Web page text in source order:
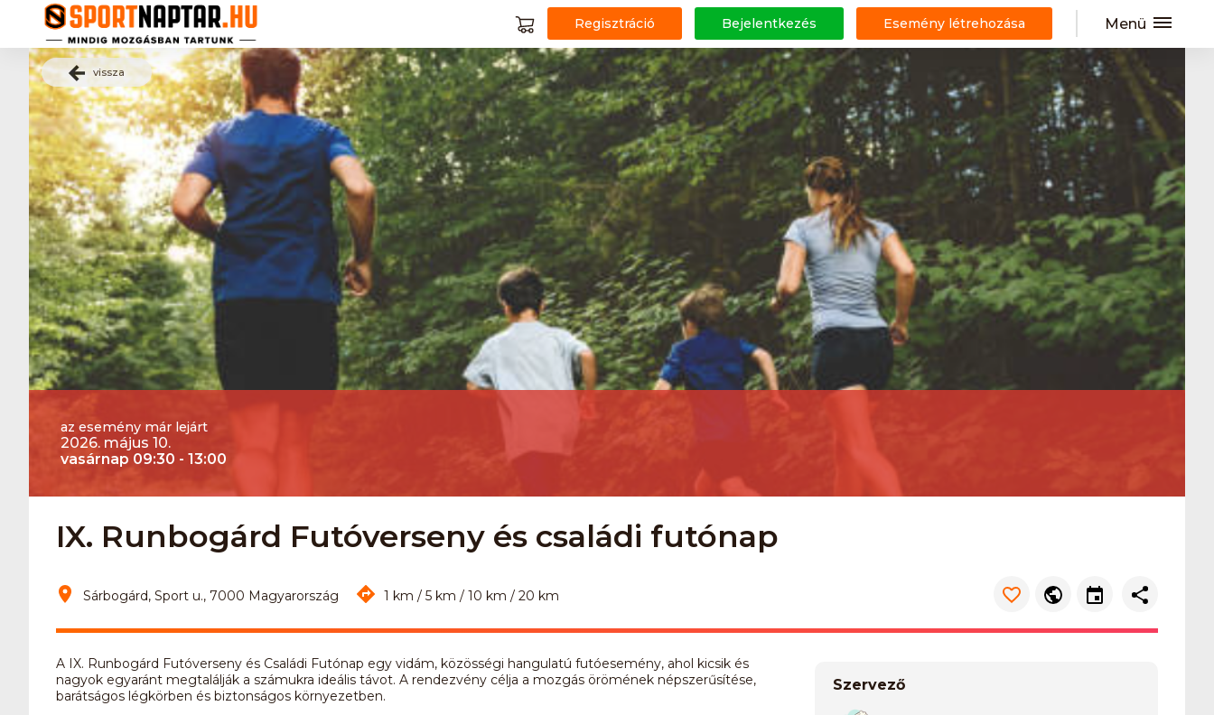
Regisztráció Bejelentkezés Esemény létrehozása Menü
vissza
az esemény már lejárt
2026. május 10.
vasárnap 09:30 - 13:00
IX. Runbogárd Futóverseny és családi futónap
Sárbogárd, Sport u., 7000 Magyarország 1 km / 5 km / 10 km / 20 km
A IX. Runbogárd Futóverseny és Családi Futónap egy vidám, közösségi hangulatú futóesemény, ahol kicsik és
nagyok egyaránt megtalálják a számukra ideális távot. A rendezvény célja a mozgás örömének népszerűsítése,
barátságos légkörben és biztonságos környezetben.
Szervező